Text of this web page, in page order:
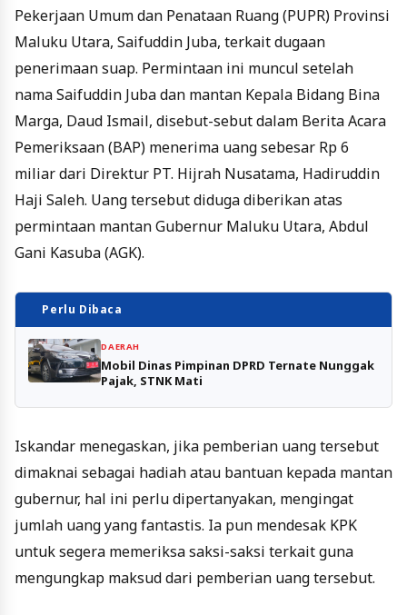
Pekerjaan Umum dan Penataan Ruang (PUPR) Provinsi
Maluku Utara, Saifuddin Juba, terkait dugaan
penerimaan suap. Permintaan ini muncul setelah
nama Saifuddin Juba dan mantan Kepala Bidang Bina
Marga, Daud Ismail, disebut-sebut dalam Berita Acara
Pemeriksaan (BAP) menerima uang sebesar Rp 6
miliar dari Direktur PT. Hijrah Nusatama, Hadiruddin
Haji Saleh. Uang tersebut diduga diberikan atas
permintaan mantan Gubernur Maluku Utara, Abdul
Gani Kasuba (AGK).
Perlu Dibaca
DAERAH
Mobil Dinas Pimpinan DPRD Ternate Nunggak
Pajak, STNK Mati
Iskandar menegaskan, jika pemberian uang tersebut
dimaknai sebagai hadiah atau bantuan kepada mantan
gubernur, hal ini perlu dipertanyakan, mengingat
jumlah uang yang fantastis. Ia pun mendesak KPK
untuk segera memeriksa saksi-saksi terkait guna
mengungkap maksud dari pemberian uang tersebut.